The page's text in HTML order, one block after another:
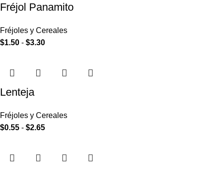
Fréjol Panamito
Fréjoles y Cereales
$1.50 - $3.30
Lenteja
Fréjoles y Cereales
$0.55 - $2.65